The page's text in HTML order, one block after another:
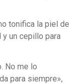
tonifica la piel de
un cepillo para
No me lo
para siempre»,